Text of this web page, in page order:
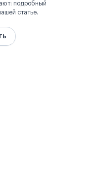
подробный
статье.